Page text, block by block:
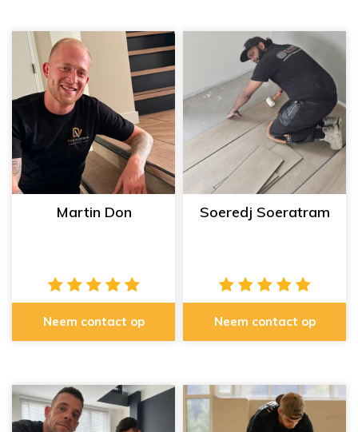
Martin Don
Neem contact op
Soeredj Soeratram
Neem contact op